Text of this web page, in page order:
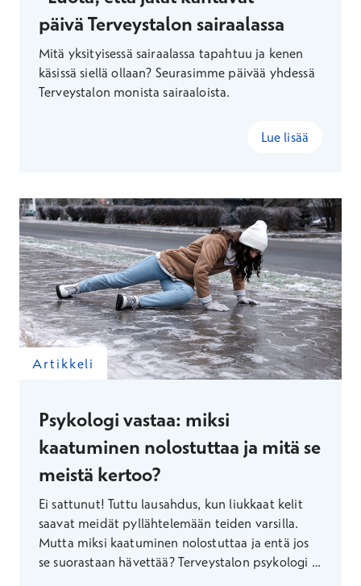
päivä Terveystalon sairaalassa
Mitä yksityisessä sairaalassa tapahtuu ja kenen
käsissä siellä ollaan? Seurasimme päivää yhdessä
Terveystalon monista sairaaloista.
Lue lisää
Artikkeli
Psykologi vastaa: miksi
kaatuminen nolostuttaa ja mitä se
meistä kertoo?
Ei sattunut! Tuttu lausahdus, kun liukkaat kelit
saavat meidät pyllähtelemään teiden varsilla.
Mutta miksi kaatuminen nolostuttaa ja entä jos
se suorastaan hävettää? Terveystalon psykologi ja